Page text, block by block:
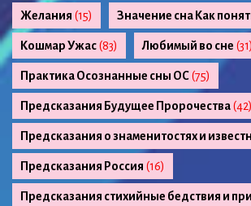
Желания (15) Значение сна Как
Кошмар Ужас(83) Любимый во сне (31)
Практика Осознанные сны ОС(75)
Предсказания Будущее Пророчества(42)
Предсказания о знаменитостях и
Предсказания Россия (16)
Предсказания стихийные бедствия и